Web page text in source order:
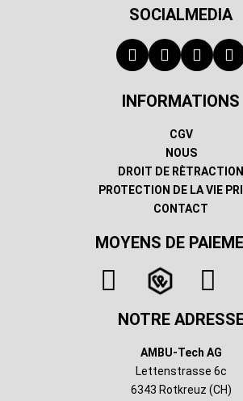
SOCIALMEDIA
INFORMATIONS
CGV
NOUS
DROIT DE RÈTRACTION
PROTECTION DE LA VIE
CONTACT
MOYENS DE
NOTRE
AMBU-Tech AG
Lettenstrasse 6c
6343 Rotkreuz (CH)